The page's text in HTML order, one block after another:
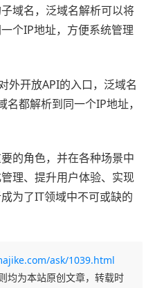
域名，泛域名解析可以将
个IP地址，方便系统管理
外开放API的入口，泛域名
都解析到同一个IP地址，
的角色，并在各种场景中
理、提升用户体验、实现
为了IT领域中不可或缺的
ask/1039.html
均为本站原创文章，转载时